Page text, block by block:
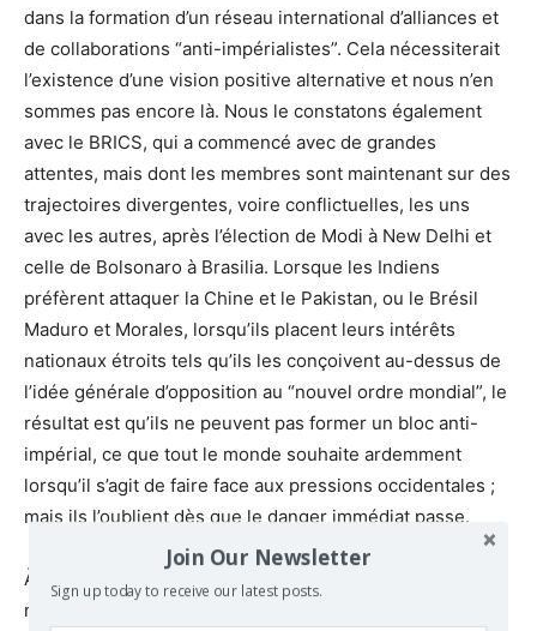
dans la formation d’un réseau international d’alliances et
de collaborations “anti-impérialistes”. Cela nécessiterait
l’existence d’une vision positive alternative et nous n’en
sommes pas encore là. Nous le constatons également
avec le BRICS, qui a commencé avec de grandes
attentes, mais dont les membres sont maintenant sur des
trajectoires divergentes, voire conflictuelles, les uns
avec les autres, après l’élection de Modi à New Delhi et
celle de Bolsonaro à Brasilia. Lorsque les Indiens
préfèrent attaquer la Chine et le Pakistan, ou le Brésil
Maduro et Morales, lorsqu’ils placent leurs intérêts
nationaux étroits tels qu’ils les conçoivent au-dessus de
l’idée générale d’opposition au “nouvel ordre mondial”, le
résultat est qu’ils ne peuvent pas former un bloc anti-
impérial, ce que tout le monde souhaite ardemment
lorsqu’il s’agit de faire face aux pressions occidentales ;
mais ils l’oublient dès que le danger immédiat passe.
À ce stade, il convient également de rappeler les idées
non pas d’un socialiste, mais de John Maynard Keynes,
Join Our Newsletter
Sign up today to receive our latest posts.